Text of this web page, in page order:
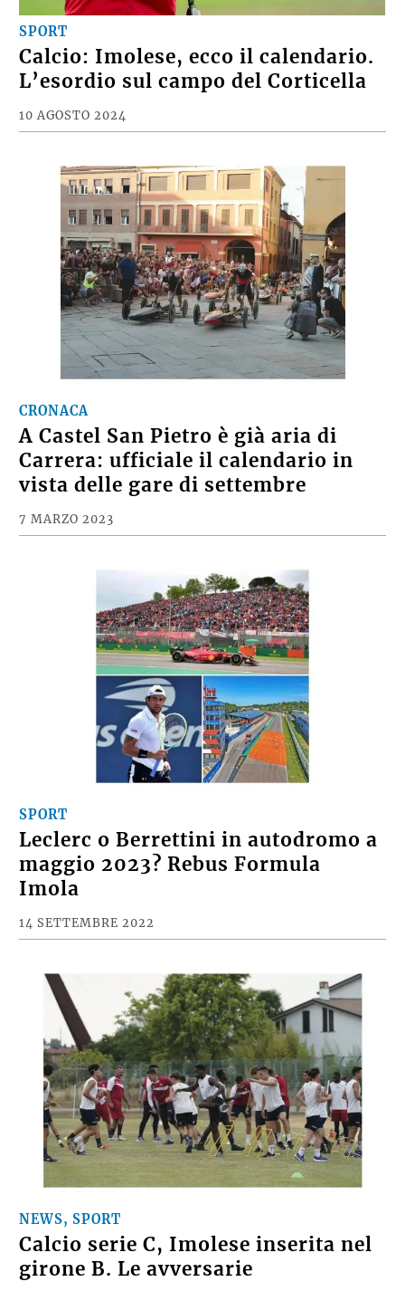
SPORT
Calcio: Imolese, ecco il calendario.
L’esordio sul campo del Corticella
10 AGOSTO 2024
CRONACA
A Castel San Pietro è già aria di
Carrera: ufficiale il calendario in
vista delle gare di settembre
7 MARZO 2023
SPORT
Leclerc o Berrettini in autodromo a
maggio 2023? Rebus Formula
Imola
14 SETTEMBRE 2022
NEWS, SPORT
Calcio serie C, Imolese inserita nel
girone B. Le avversarie